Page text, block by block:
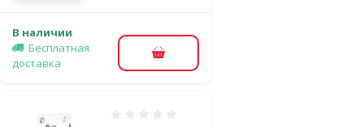
В наличии
Бесплатная
доставка
В корзину